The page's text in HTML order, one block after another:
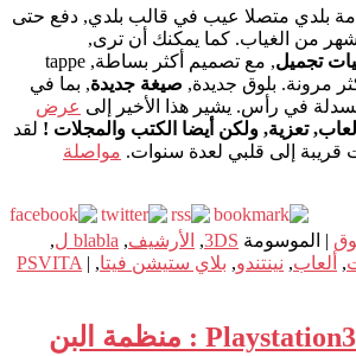
بلدي متصلا عيب في قالب بلدي, دفع حتى
من الغياب. كما يمكنك أن ترى,
, مع تصميم أكثر بساطة, tappe
مرونة. بلوق جديدة, صيغة جديدة, بما في
في رأس. يشير هذا الأخير إلى عرض
ألعاب, تعزية, ولكن أيضا الكتب والمجلات ! لقد
قريبة إلى قلبي لعدة سنوات. مواصلة
| الموسومة 3DS
, الأرشيف, blabla ل
,
, ألعاب, نينتندو, بلاي ستيشن فيتا,
PSVITA |
نظام التشغيل Playstation3 : منظمة البن